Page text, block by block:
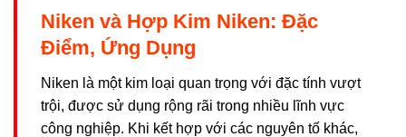
Niken và Hợp Kim Niken: Đặc
Điểm, Ứng Dụng
Niken là một kim loại quan trọng với đặc tính vượt
trội, được sử dụng rộng rãi trong nhiều lĩnh vực
công nghiệp. Khi kết hợp với các nguyên tố khác,